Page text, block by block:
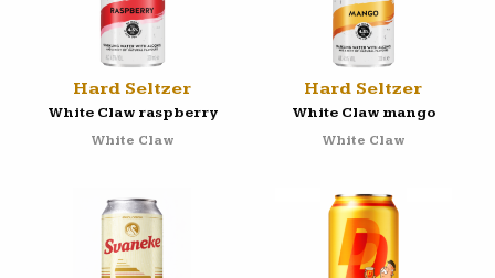
Hard Seltzer
White Claw raspberry
White Claw
Hard Seltzer
White Claw mango
White Claw